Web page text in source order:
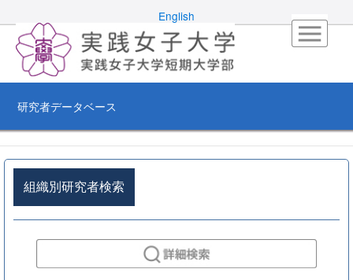
English
研究者データベース
組織別研究者検索